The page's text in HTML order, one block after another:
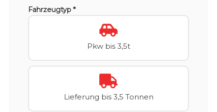
Fahrzeugtyp *
Pkw bis 3,5t
Lieferung bis 3,5 Tonnen